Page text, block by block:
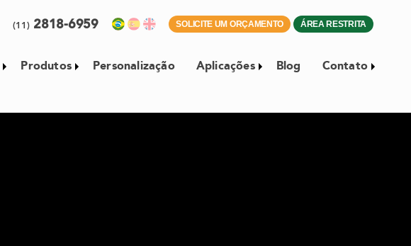
(11) 2818-6959 SOLICITE UM ORÇAMENTO ÁREA RESTRITA
Produtos Personalização Aplicações Blog Contato